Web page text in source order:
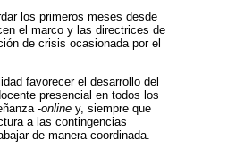
los primeros meses desde
el marco y las directrices de
de crisis ocasionada por el
favorecer el desarrollo del
presencial en todos los
-online y, siempre que
a las contingencias
de manera coordinada.